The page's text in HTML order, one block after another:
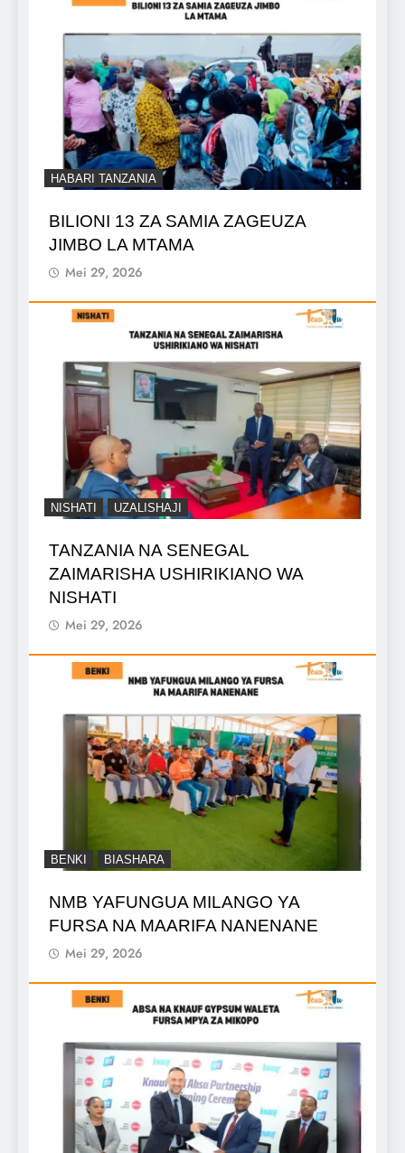
HABARI TANZANIA
BILIONI 13 ZA SAMIA ZAGEUZA
JIMBO LA MTAMA
Mei 29, 2026
NISHATI UZALISHAJI
TANZANIA NA SENEGAL
ZAIMARISHA USHIRIKIANO WA
NISHATI
Mei 29, 2026
BENKI BIASHARA
NMB YAFUNGUA MILANGO YA
FURSA NA MAARIFA NANENANE
Mei 29, 2026